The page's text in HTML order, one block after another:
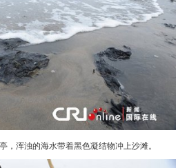
，浑浊的海水带着黑色凝结物冲上沙滩。